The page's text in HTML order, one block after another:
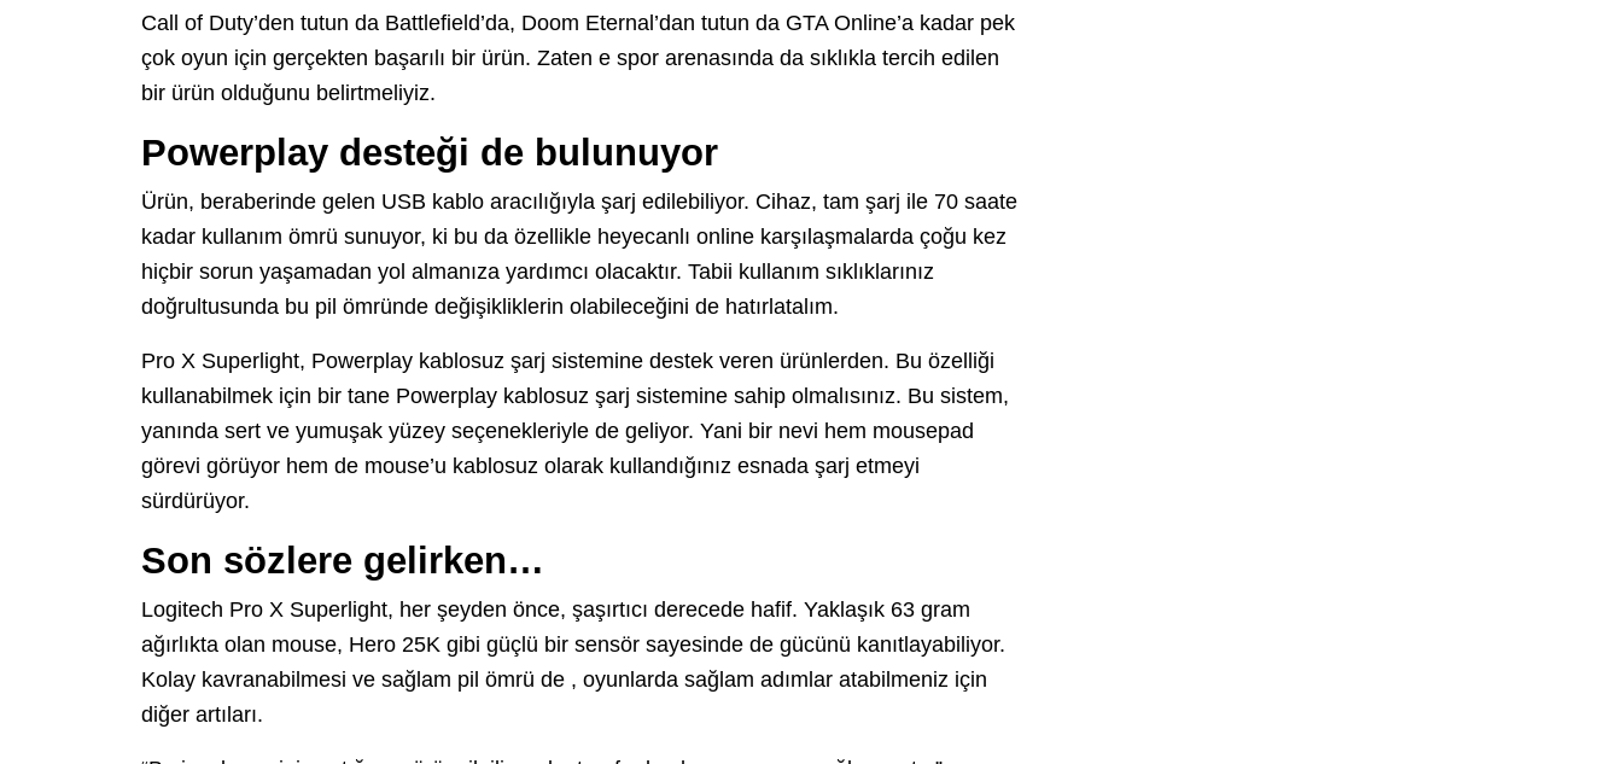
Call of Duty’den tutun da Battlefield’da, Doom Eternal’dan tutun da GTA Online’a kadar pek
çok oyun için gerçekten başarılı bir ürün. Zaten e spor arenasında da sıklıkla tercih edilen
bir ürün olduğunu belirtmeliyiz.
Powerplay desteği de bulunuyor
Ürün, beraberinde gelen USB kablo aracılığıyla şarj edilebiliyor. Cihaz, tam şarj ile 70 saate
kadar kullanım ömrü sunuyor, ki bu da özellikle heyecanlı online karşılaşmalarda çoğu kez
hiçbir sorun yaşamadan yol almanıza yardımcı olacaktır. Tabii kullanım sıklıklarınız
doğrultusunda bu pil ömründe değişikliklerin olabileceğini de hatırlatalım.
Pro X Superlight, Powerplay kablosuz şarj sistemine destek veren ürünlerden. Bu özelliği
kullanabilmek için bir tane Powerplay kablosuz şarj sistemine sahip olmalısınız. Bu sistem,
yanında sert ve yumuşak yüzey seçenekleriyle de geliyor. Yani bir nevi hem mousepad
görevi görüyor hem de mouse’u kablosuz olarak kullandığınız esnada şarj etmeyi
sürdürüyor.
Son sözlere gelirken…
Logitech Pro X Superlight, her şeyden önce, şaşırtıcı derecede hafif. Yaklaşık 63 gram
ağırlıkta olan mouse, Hero 25K gibi güçlü bir sensör sayesinde de gücünü kanıtlayabiliyor.
Kolay kavranabilmesi ve sağlam pil ömrü de , oyunlarda sağlam adımlar atabilmeniz için
diğer artıları.